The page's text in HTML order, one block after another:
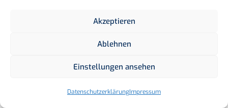
Akzeptieren
Ablehnen
Einstellungen ansehen
DatenschutzerklärungImpressum
Für welche Personengruppen gibt es